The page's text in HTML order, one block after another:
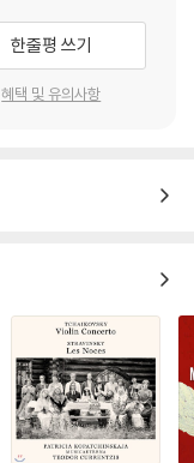
한줄평 쓰기
혜택 및 유의사항